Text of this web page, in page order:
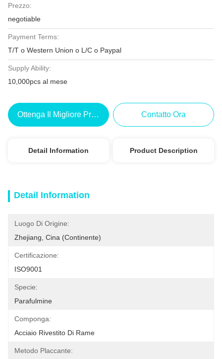
Prezzo:
negotiable
Payment Terms:
T/T o Western Union o L/C o Paypal
Supply Ability:
10,000pcs al mese
Ottenga Il Migliore Prezzo Contatto Ora
Detail Information Product Description
Detail Information
Luogo Di Origine:
Zhejiang, Cina (continente)
Certificazione:
ISO9001
Specie:
Parafulmine
Componga:
Acciaio Rivestito Di Rame
Metodo Placcante: